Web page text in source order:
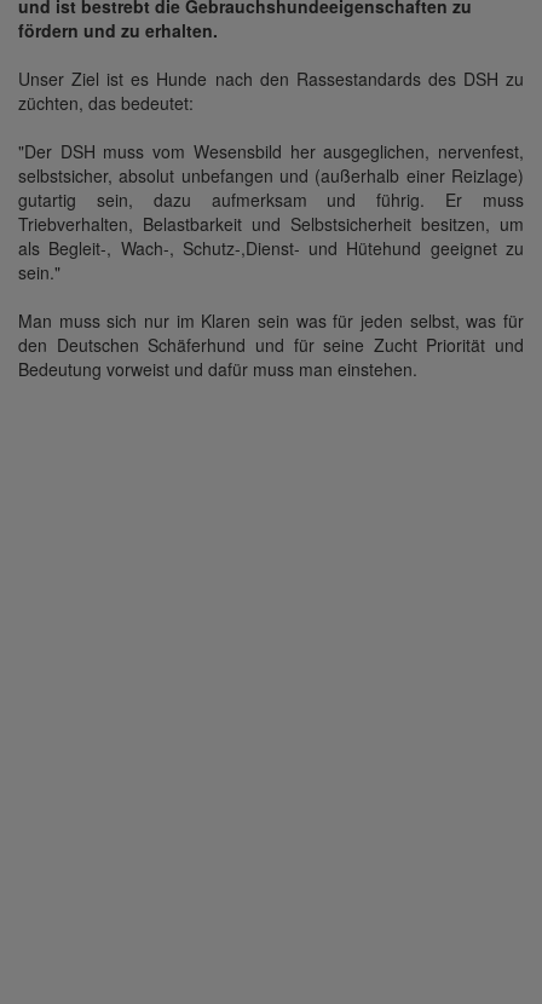
und ist bestrebt die Gebrauchshundeeigenschaften zu
fördern und zu erhalten.
Unser Ziel ist es Hunde nach den Rassestandards des DSH zu
züchten, das bedeutet:
"Der DSH muss vom Wesensbild her ausgeglichen, nervenfest,
selbstsicher, absolut unbefangen und (außerhalb einer Reizlage)
gutartig sein, dazu aufmerksam und führig. Er muss
Triebverhalten, Belastbarkeit und Selbstsicherheit besitzen, um
als Begleit-, Wach-, Schutz-,Dienst- und Hütehund geeignet zu
sein."
Man muss sich nur im Klaren sein was für jeden selbst, was für
den Deutschen Schäferhund und für seine Zucht Priorität und
Bedeutung vorweist und dafür muss man einstehen.